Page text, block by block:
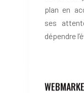
ses
dépendre
Mettre